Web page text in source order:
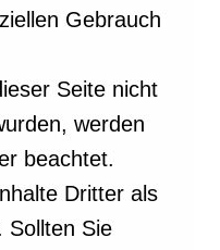
Gebrauch
Seite nicht
werden
beachtet.
Dritter als
Sollten Sie